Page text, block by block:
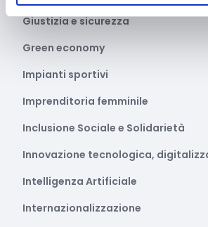
Giustizia e sicurezza
Green economy
Impianti sportivi
Imprenditoria femminile
Inclusione Sociale e Solidarietà
Innovazione tecnologica,
Intelligenza Artificiale
Internazionalizzazione